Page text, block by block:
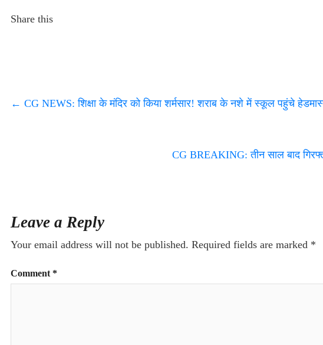
Share this
← CG NEWS: शिक्षा के मंदिर को किया शर्मसार! शराब के नशे में स्कूल पहुंचे
CG BREAKING: तीन साल बाद
Leave a Reply
Your email address will not be published. Required fields are marked *
Comment *